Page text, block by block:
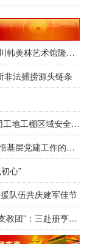
首届“美林杯”青少年绘画大赛优秀作品展在银川韩美林艺术馆隆重开幕
非法捕捞源头链条
党建引领筑防线 赋能安全提质效——新钢集团工地工棚区域安全管理创新实践研究
把人民放在心中最高位置——从“三个坚持”领悟基层党建工作的为民初心
心”
队伍共庆建军佳节
心之所向·行之所往丨无锡太湖学院“太湖青年支教团”：三赴册亨，十年之约再启盛夏